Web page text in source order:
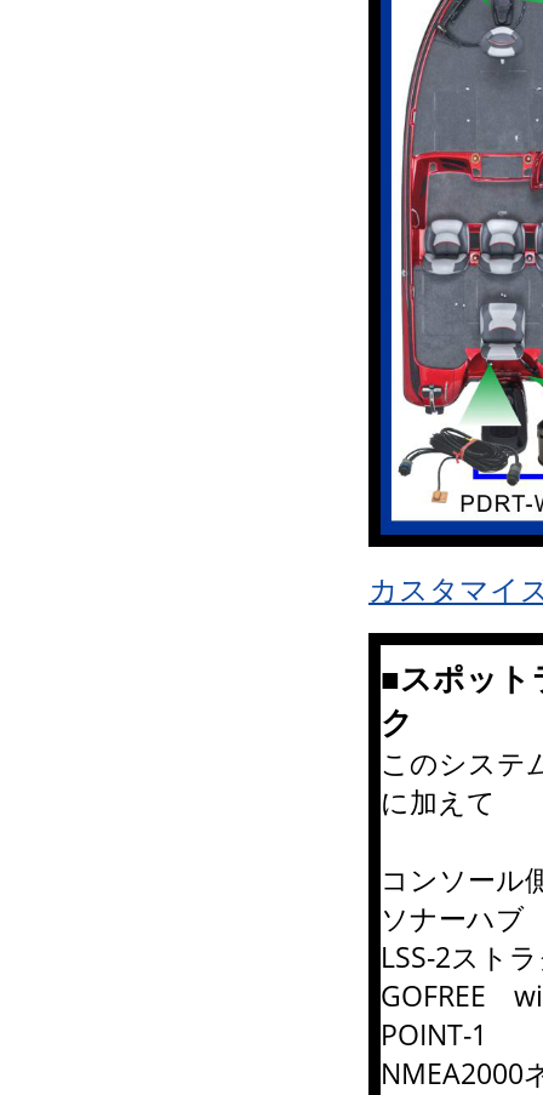
カスタマイ
■スポッ
ク
このシステ
に加えて
コンソール
ソナーハブ
LSS-2スト
GOFREE
POINT-1
NMEA2000